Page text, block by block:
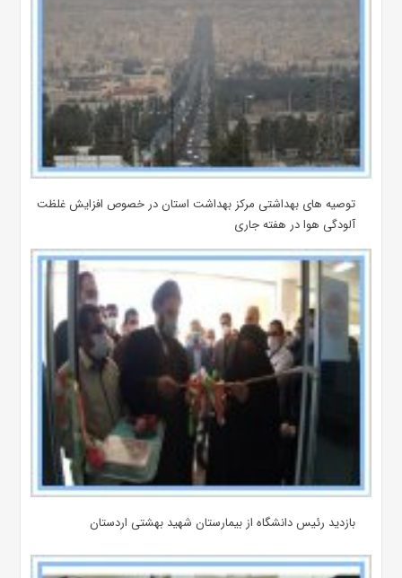
توصیه های بهداشتی مرکز بهداشت استان در خصوص افزایش غلظت
آلودگی هوا در هفته جاری
بازدید رئیس دانشگاه از بیمارستان‌ شهید بهشتی اردستان